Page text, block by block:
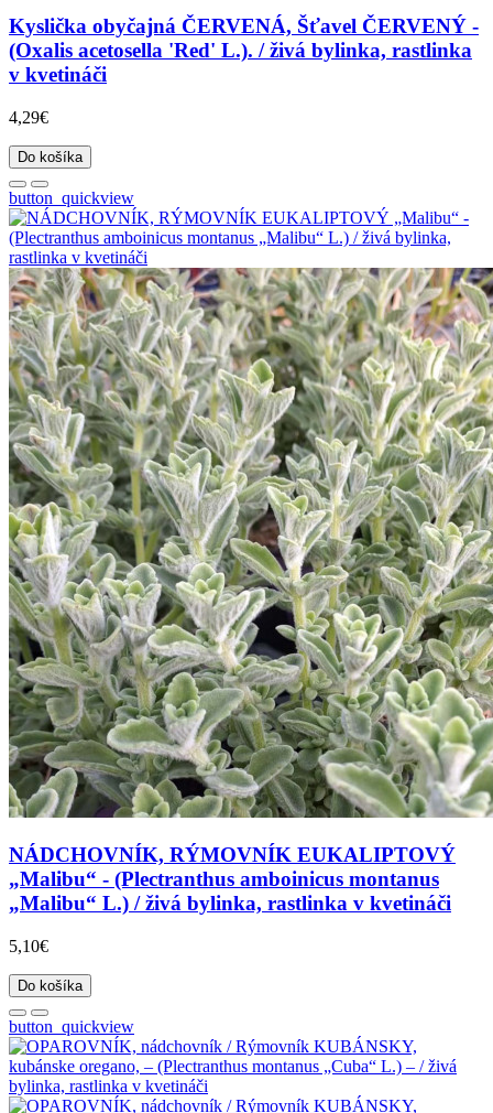
Kyslička obyčajná ČERVENÁ, Šťavel ČERVENÝ -
(Oxalis acetosella 'Red' L.). / živá bylinka, rastlinka
v kvetináči
4,29€
Do košíka
button_quickview
NÁDCHOVNÍK, RÝMOVNÍK EUKALIPTOVÝ
„Malibu“ - (Plectranthus amboinicus montanus
„Malibu“ L.) / živá bylinka, rastlinka v kvetináči
5,10€
Do košíka
button_quickview